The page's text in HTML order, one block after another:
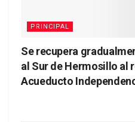
PRINCIPAL
Se recupera
al Sur de Hermosillo al
Acueducto